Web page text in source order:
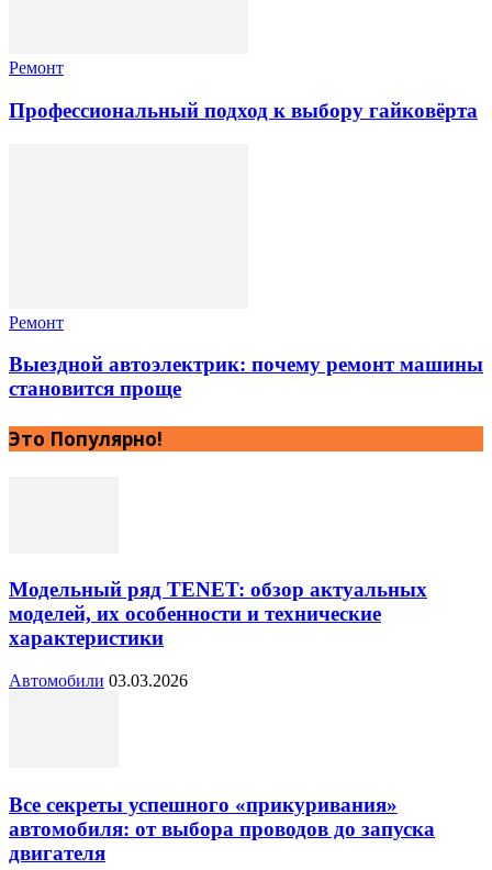
Ремонт
Профессиональный подход к выбору гайковёрта
Ремонт
Выездной автоэлектрик: почему ремонт машины
становится проще
Это Популярно!
Модельный ряд TENET: обзор актуальных
моделей, их особенности и технические
характеристики
Автомобили 03.03.2026
Все секреты успешного «прикуривания»
автомобиля: от выбора проводов до запуска
двигателя